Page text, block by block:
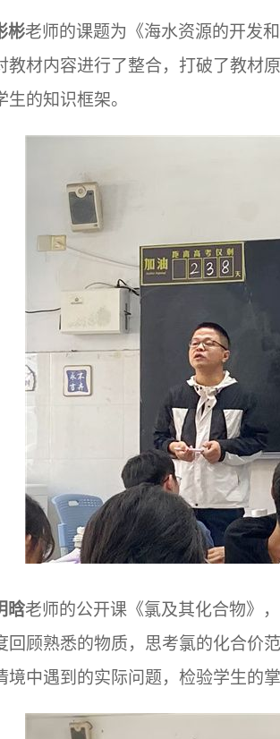
彬老师的课题为《海水资源的开发
教材内容进行了整合，打破了教材
生的知识框架。
晗老师的公开课《氯及其化合物》
回顾熟悉的物质，思考氯的化合价
境中遇到的实际问题，检验学生的